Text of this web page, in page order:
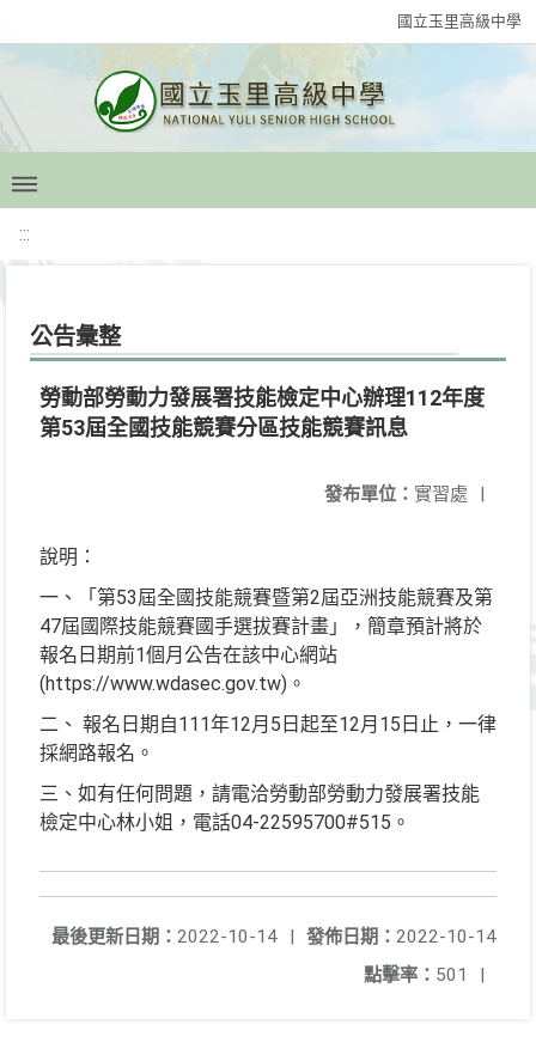
國立玉里高級中學
:::
公告彙整
勞動部勞動力發展署技能檢定中心辦理112年度
第53屆全國技能競賽分區技能競賽訊息
發布單位： 實習處 |
說明：
一、「第53屆全國技能競賽暨第2屆亞洲技能競賽及第
47屆國際技能競賽國手選拔賽計畫」，簡章預計將於
報名日期前1個月公告在該中心網站
(https://www.wdasec.gov.tw)。
二、 報名日期自111年12月5日起至12月15日止，一律
採網路報名。
三、如有任何問題，請電洽勞動部勞動力發展署技能
檢定中心林小姐，電話04-22595700#515。
發佈日期： 2022-10-14
最後更新日期： 2022-10-14
|
點擊率： 501 |